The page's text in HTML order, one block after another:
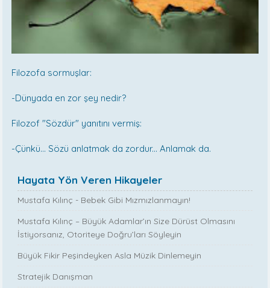
Filozofa sormuşlar:
-Dünyada en zor şey nedir?
Filozof "Sözdür" yanıtını vermiş:
-Çünkü... Sözü anlatmak da zordur... Anlamak da.
Hayata Yön Veren Hikayeler
Mustafa Kılınç - Bebek Gibi Mızmızlanmayın!
Mustafa Kılınç – Büyük Adamlar’ın Size Dürüst Olmasını
İstiyorsanız, Otoriteye Doğru’ları Söyleyin
Büyük Fikir Peşindeyken Asla Müzik Dinlemeyin
Stratejik Danışman